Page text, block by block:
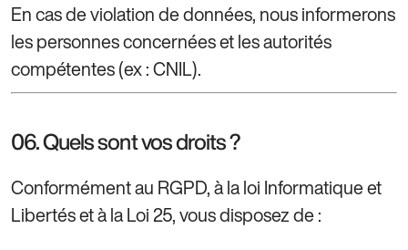
En cas de violation de données, nous informerons
les personnes concernées et les autorités
compétentes (ex : CNIL).
06. Quels sont vos droits ?
Conformément au RGPD, à la loi Informatique et
Libertés et à la Loi 25, vous disposez de :